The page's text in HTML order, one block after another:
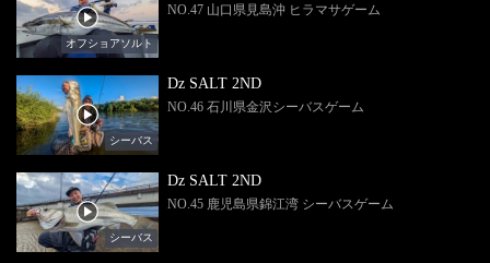
オフショアソルト
NO.47 山口県見島沖 ヒラマサゲーム
シーバス
Dz SALT 2ND
NO.46 石川県金沢シーバスゲーム
シーバス
Dz SALT 2ND
NO.45 鹿児島県錦江湾 シーバスゲーム